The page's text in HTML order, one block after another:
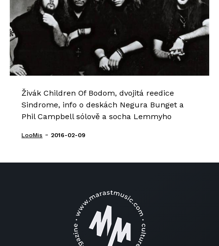
Živák Children Of Bodom, dvojitá reedice
Sindrome, info o deskách Negura Bunget a
Phil Campbell sólově a socha Lemmyho
LooMis - 2016-02-09